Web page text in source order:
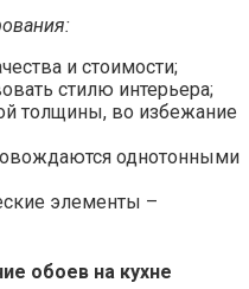
и стоимости;
стилю интерьера;
толщины, во избежание
однотонными
элементы –
обоев на кухне